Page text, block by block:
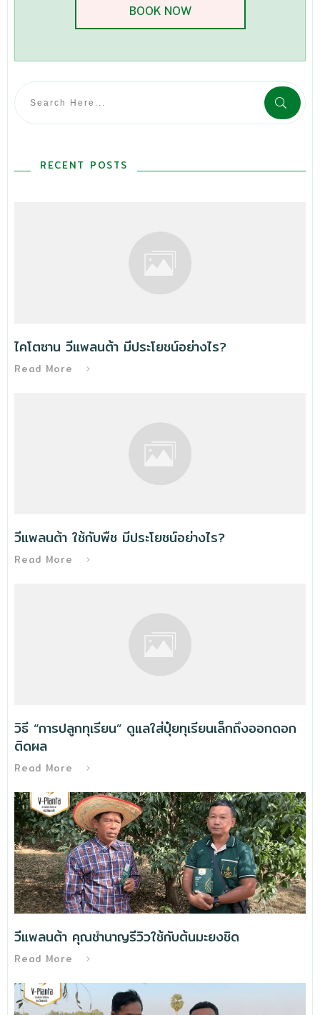
BOOK NOW
RECENT POSTS
ไคโตซาน วีแพลนต้า มีประโยชน์อย่างไร?
Read More
วีแพลนต้า ใช้กับพืช มีประโยชน์อย่างไร?
Read More
วิธี “การปลูกทุเรียน” ดูแลใส่ปุ๋ยทุเรียนเล็กถึงออกดอก
ติดผล
Read More
วีแพลนต้า คุณชำนาญรีวิวใช้กับต้นมะยงชิด
Read More